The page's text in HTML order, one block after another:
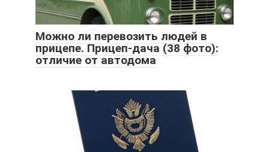
Можно ли перевозить людей в
прицепе. Прицеп-дача (38 фото):
отличие от автодома